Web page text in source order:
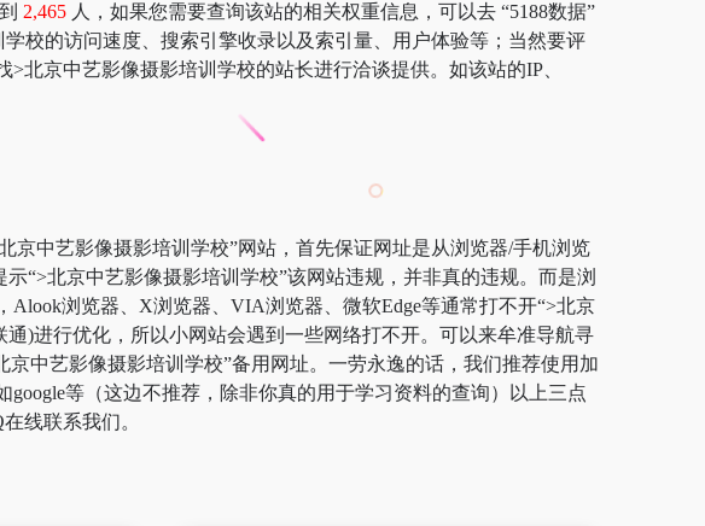
2,465 人，如果您需要查询该站的相关权重信息，可以去 “5188数据”
校的访问速度、搜索引擎收录以及索引量、用户体验等；当然要评
北京中艺影像摄影培训学校的站长进行洽谈提供。如该站的IP、
京中艺影像摄影培训学校”网站，首先保证网址是从浏览器/手机浏览
“>北京中艺影像摄影培训学校”该网站违规，并非真的违规。而是浏
浏览器、X浏览器、VIA浏览器、微软Edge等通常打不开“>北京
)进行优化，所以小网站会遇到一些网络打不开。可以来牟准导航寻
中艺影像摄影培训学校”备用网址。一劳永逸的话，我们推荐使用加
等（这边不推荐，除非你真的用于学习资料的查询）以上三点
线联系我们。